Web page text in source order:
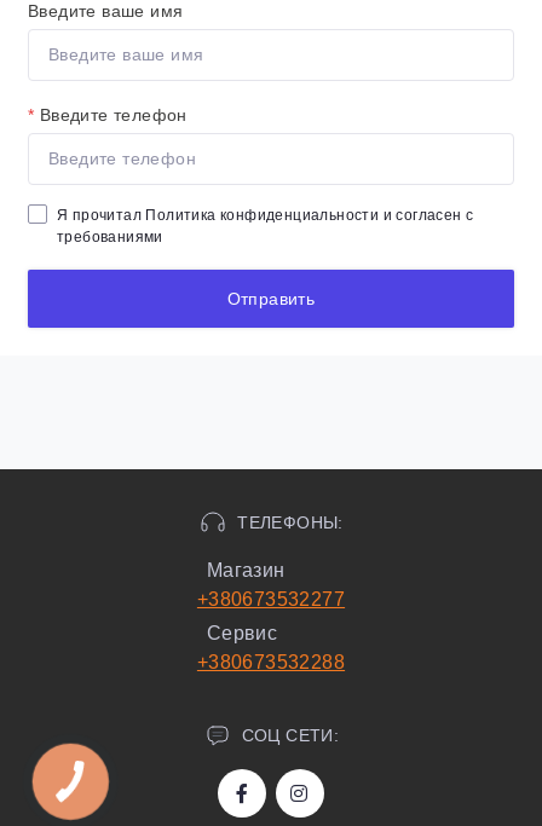
Введите ваше имя
* Введите телефон
Я прочитал Политика конфиденциальности и согласен с
требованиями
Отправить
ТЕЛЕФОНЫ:
Магазин
+380673532277
Сервис
+380673532288
СОЦ СЕТИ: